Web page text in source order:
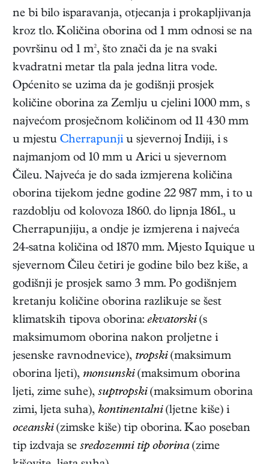
ne bi bilo isparavanja, otjecanja i prokapljivanja
kroz tlo. Količina oborina od 1 mm odnosi se na
površinu od 1 m², što znači da je na svaki
kvadratni metar tla pala jedna litra vode.
Općenito se uzima da je godišnji prosjek
količine oborina za Zemlju u cjelini 1000 mm, s
najvećom prosječnom količinom od 11 430 mm
u mjestu Cherrapunji u sjevernoj Indiji, i s
najmanjom od 10 mm u Arici u sjevernom
Čileu. Najveća je do sada izmjerena količina
oborina tijekom jedne godine 22 987 mm, i to u
razdoblju od kolovoza 1860. do lipnja 1861., u
Cherrapunjiju, a ondje je izmjerena i najveća
24-satna količina od 1870 mm. Mjesto Iquique u
sjevernom Čileu četiri je godine bilo bez kiše, a
godišnji je prosjek samo 3 mm. Po godišnjem
kretanju količine oborina razlikuje se šest
klimatskih tipova oborina: ekvatorski(s
maksimumom oborina nakon proljetne i
jesenske ravnodnevice), tropski(maksimum
oborina ljeti), monsunski(maksimum oborina
ljeti, zime suhe), suptropski(maksimum oborina
zimi, ljeta suha), kontinentalni(ljetne kiše) i
oceanski(zimske kiše) tip oborina. Kao poseban
tip izdvaja se sredozemni tip oborina(zime